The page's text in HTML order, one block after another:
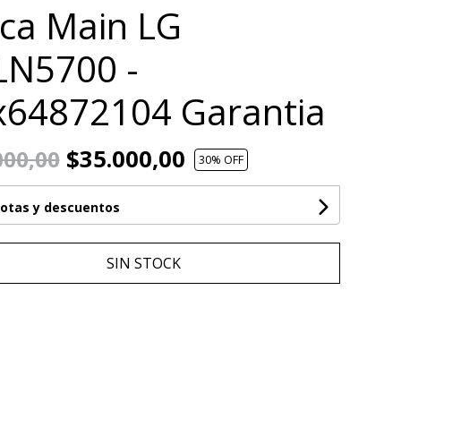
Main LG
-
Garantia
$35.000,00 30% OFF
y descuentos
SIN STOCK